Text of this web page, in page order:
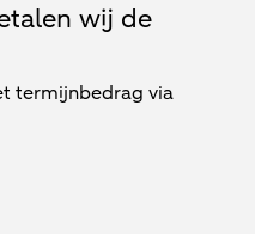
wij de
termijnbedrag via